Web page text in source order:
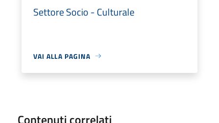
Settore Socio - Culturale
VAI ALLA PAGINA
Contenuti correlati